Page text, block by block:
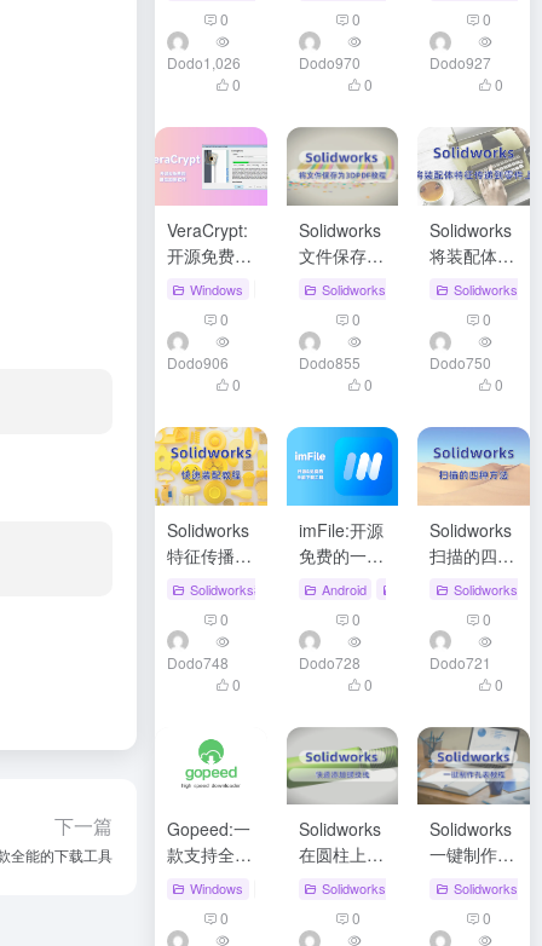
下一篇
全能的下载工具
号分离，并
自动同步到
属性管理器
Dodo
0
1,026
0
尺寸
Dodo
0
970
0
程
Dodo
0
927
0
VeraCrypt:
开源免费的
磁盘加密软
平台
Windows # VeraCrypt # VeraCrypt下载 # VeraCrypt
Dodo
0
906
0
Solidworks
文件保存为
3DPDF教
Solidworks教程 # 3DPDF #
Dodo
0
855
0
Solidworks
将装配体上
的特征传递
Solidworks教
Dodo
0
750
0
Solidworks
特征传播功
能，快速实
Solidworks教程 # Solidworks快速装配 # Solidworks特
Dodo
0
748
0
imFile:开源
免费的一款
全能的下载
Android MacOS # BT下载工具
Dodo
0
728
0
Solidworks
扫描的四种
方法Solidworks教
Dodo
0
721
0
Gopeed:一
款支持全平
台的开源且
Windows # Gopeed # Gopeed下载 # Gopeed官网
0
Solidworks
在圆柱上快
速添加螺纹
面上添加螺
Solidworks教程 # Solidworks添加
0
Solidworks
一键制作孔
表教程
Solidworks教
0